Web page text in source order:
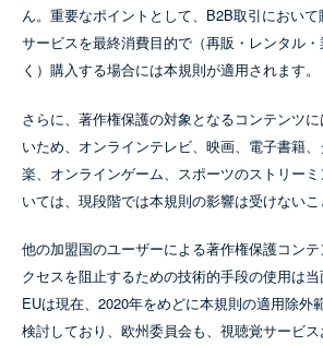
ん。重要なポイントとして、B2B取引におい
サービスを最終消費目的で（再販・レンタル
く）購入する場合には本規則が適用されます。
さらに、著作権保護の対象となるコンテンツ
いため、オンラインテレビ、映画、電子書籍
楽、オンラインゲーム、スポーツのストリー
いては、現段階では本規則の影響は受けないこ
他の加盟国のユーザーによる著作権保護コン
クセスを阻止するための技術的手段の使用は当
EUは現在、2020年をめどに本規則の適用除外
検討しており、欧州委員会も、視聴覚サービ